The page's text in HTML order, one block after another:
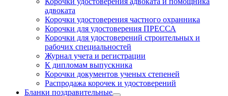
адвоката
Корочки удостоверения частного охранника
Корочки для удостоверения ПРЕССА
Корочки для удостоверений строительных и
рабочих специальностей
Журнал учета и регистрации
К дипломам выпускника
Корочки документов ученых степеней
Распродажа корочек и удостоверений
Бланки поздравительные